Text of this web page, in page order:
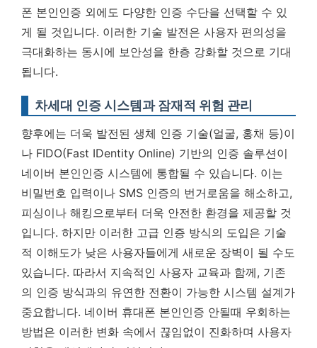
폰 본인인증 외에도 다양한 인증 수단을 선택할 수 있
게 될 것입니다. 이러한 기술 발전은 사용자 편의성을
극대화하는 동시에 보안성을 한층 강화할 것으로 기대
됩니다.
차세대 인증 시스템과 잠재적 위험 관리
향후에는 더욱 발전된 생체 인증 기술(얼굴, 홍채 등)이
나 FIDO(Fast IDentity Online) 기반의 인증 솔루션이
네이버 본인인증 시스템에 통합될 수 있습니다. 이는
비밀번호 입력이나 SMS 인증의 번거로움을 해소하고,
피싱이나 해킹으로부터 더욱 안전한 환경을 제공할 것
입니다. 하지만 이러한 고급 인증 방식의 도입은 기술
적 이해도가 낮은 사용자들에게 새로운 장벽이 될 수도
있습니다. 따라서 지속적인 사용자 교육과 함께, 기존
의 인증 방식과의 유연한 전환이 가능한 시스템 설계가
중요합니다. 네이버 휴대폰 본인인증 안될때 우회하는
방법은 이러한 변화 속에서 끊임없이 진화하며 사용자